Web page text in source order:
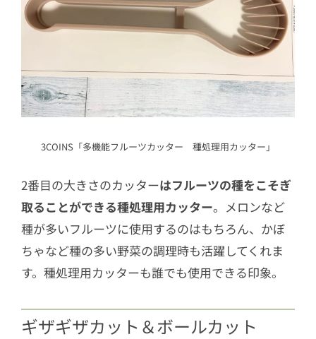
3COINS「多機能フルーツカッター 種処理用カッター」
2番目の大きさのカッターはフルーツの種をこそぎ
取ることができる種処理用カッター。メロンなど
種が多いフルーツに使用するのはもちろん、かぼ
ちゃなど種の多い野菜の調理時も活躍してくれま
す。種処理用カッターも誰でも使用できる印象。
ギザギザカット＆ボールカット